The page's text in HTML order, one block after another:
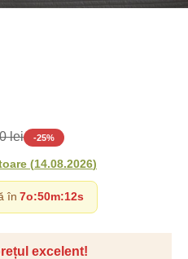
excelent!
lei -25%
(14.08.2026)
în 7o:50m:11s